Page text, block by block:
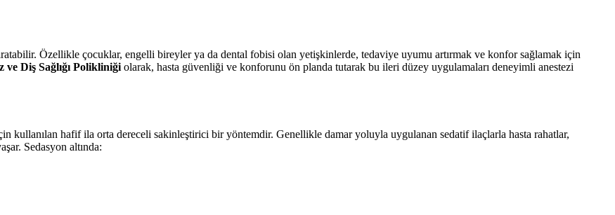
Özellikle çocuklar, engelli bireyler ya da dental fobisi olan yetişkinlerde, tedaviye uyumu artırmak ve konfor sağlamak için
ve Diş Sağlığı Polikliniğiolarak, hasta güvenliği ve konforunu ön planda tutarak bu ileri düzey uygulamaları deneyimli anestezi
kullanılan hafif ila orta dereceli sakinleştirici bir yöntemdir. Genellikle damar yoluyla uygulanan sedatif ilaçlarla hasta rahatlar,
Sedasyon altında: